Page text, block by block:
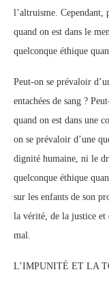
l’altruisme. Cependant,
quand on est dans le
quelconque éthique
Peut-on se prévaloir
entachées de sang ?
quand on est dans une
on se prévaloir d’une
dignité humaine, ni le
quelconque éthique
sur les enfants de son
la vérité, de la justice et
mal.
L’IMPUNITÉ ET LA